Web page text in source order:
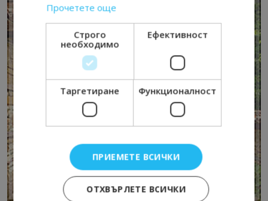
Прочетете още
Строго
необходимо
Ефективност
Таргетиране Функционалност
ПРИЕМЕТЕ ВСИЧКИ
ОТХВЪРЛЕТЕ ВСИЧКИ